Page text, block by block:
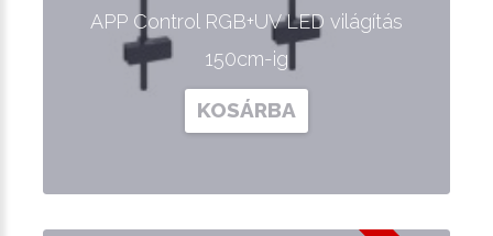
APP Control RGB+UV LED világítás
150cm-ig
KOSÁRBA